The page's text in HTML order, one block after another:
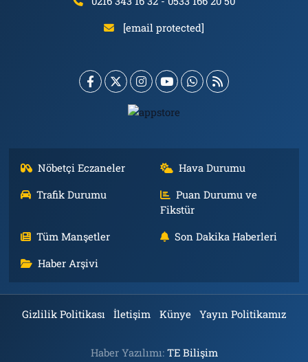
[email protected]
Nöbetçi Eczaneler
Hava Durumu
Trafik Durumu
Puan Durumu ve
Fikstür
Tüm Manşetler
Son Dakika Haberleri
Haber Arşivi
Gizlilik Politikası İletişim Künye Yayın Politikamız
Haber Yazılımı: TE Bilişim